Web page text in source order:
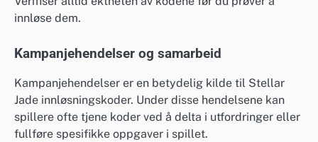
innløse dem.
Kampanjehendelser og samarbeid
Kampanjehendelser er en betydelig kilde til Stellar
Jade innløsningskoder. Under disse hendelsene kan
spillere ofte tjene koder ved å delta i utfordringer eller
fullføre spesifikke oppgaver i spillet.